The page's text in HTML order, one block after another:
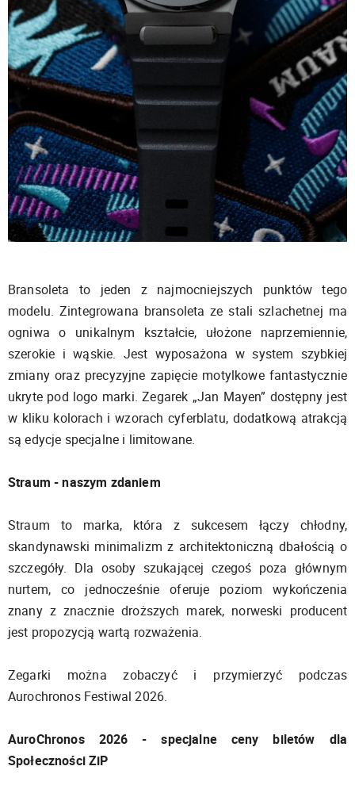
Bransoleta to jeden z najmocniejszych punktów tego
modelu. Zintegrowana bransoleta ze stali szlachetnej ma
ogniwa o unikalnym kształcie, ułożone naprzemiennie,
szerokie i wąskie. Jest wyposażona w system szybkiej
zmiany oraz precyzyjne zapięcie motylkowe fantastycznie
ukryte pod logo marki. Zegarek „Jan Mayen” dostępny jest
w kliku kolorach i wzorach cyferblatu, dodatkową atrakcją
są edycje specjalne i limitowane.
Straum - naszym zdaniem
Straum to marka, która z sukcesem łączy chłodny,
skandynawski minimalizm z architektoniczną dbałością o
szczegóły. Dla osoby szukającej czegoś poza głównym
nurtem, co jednocześnie oferuje poziom wykończenia
znany z znacznie droższych marek, norweski producent
jest propozycją wartą rozważenia.
Zegarki można zobaczyć i przymierzyć podczas
Aurochronos Festiwal 2026.
AuroChronos 2026 - specjalne ceny biletów dla
Społeczności ZiP